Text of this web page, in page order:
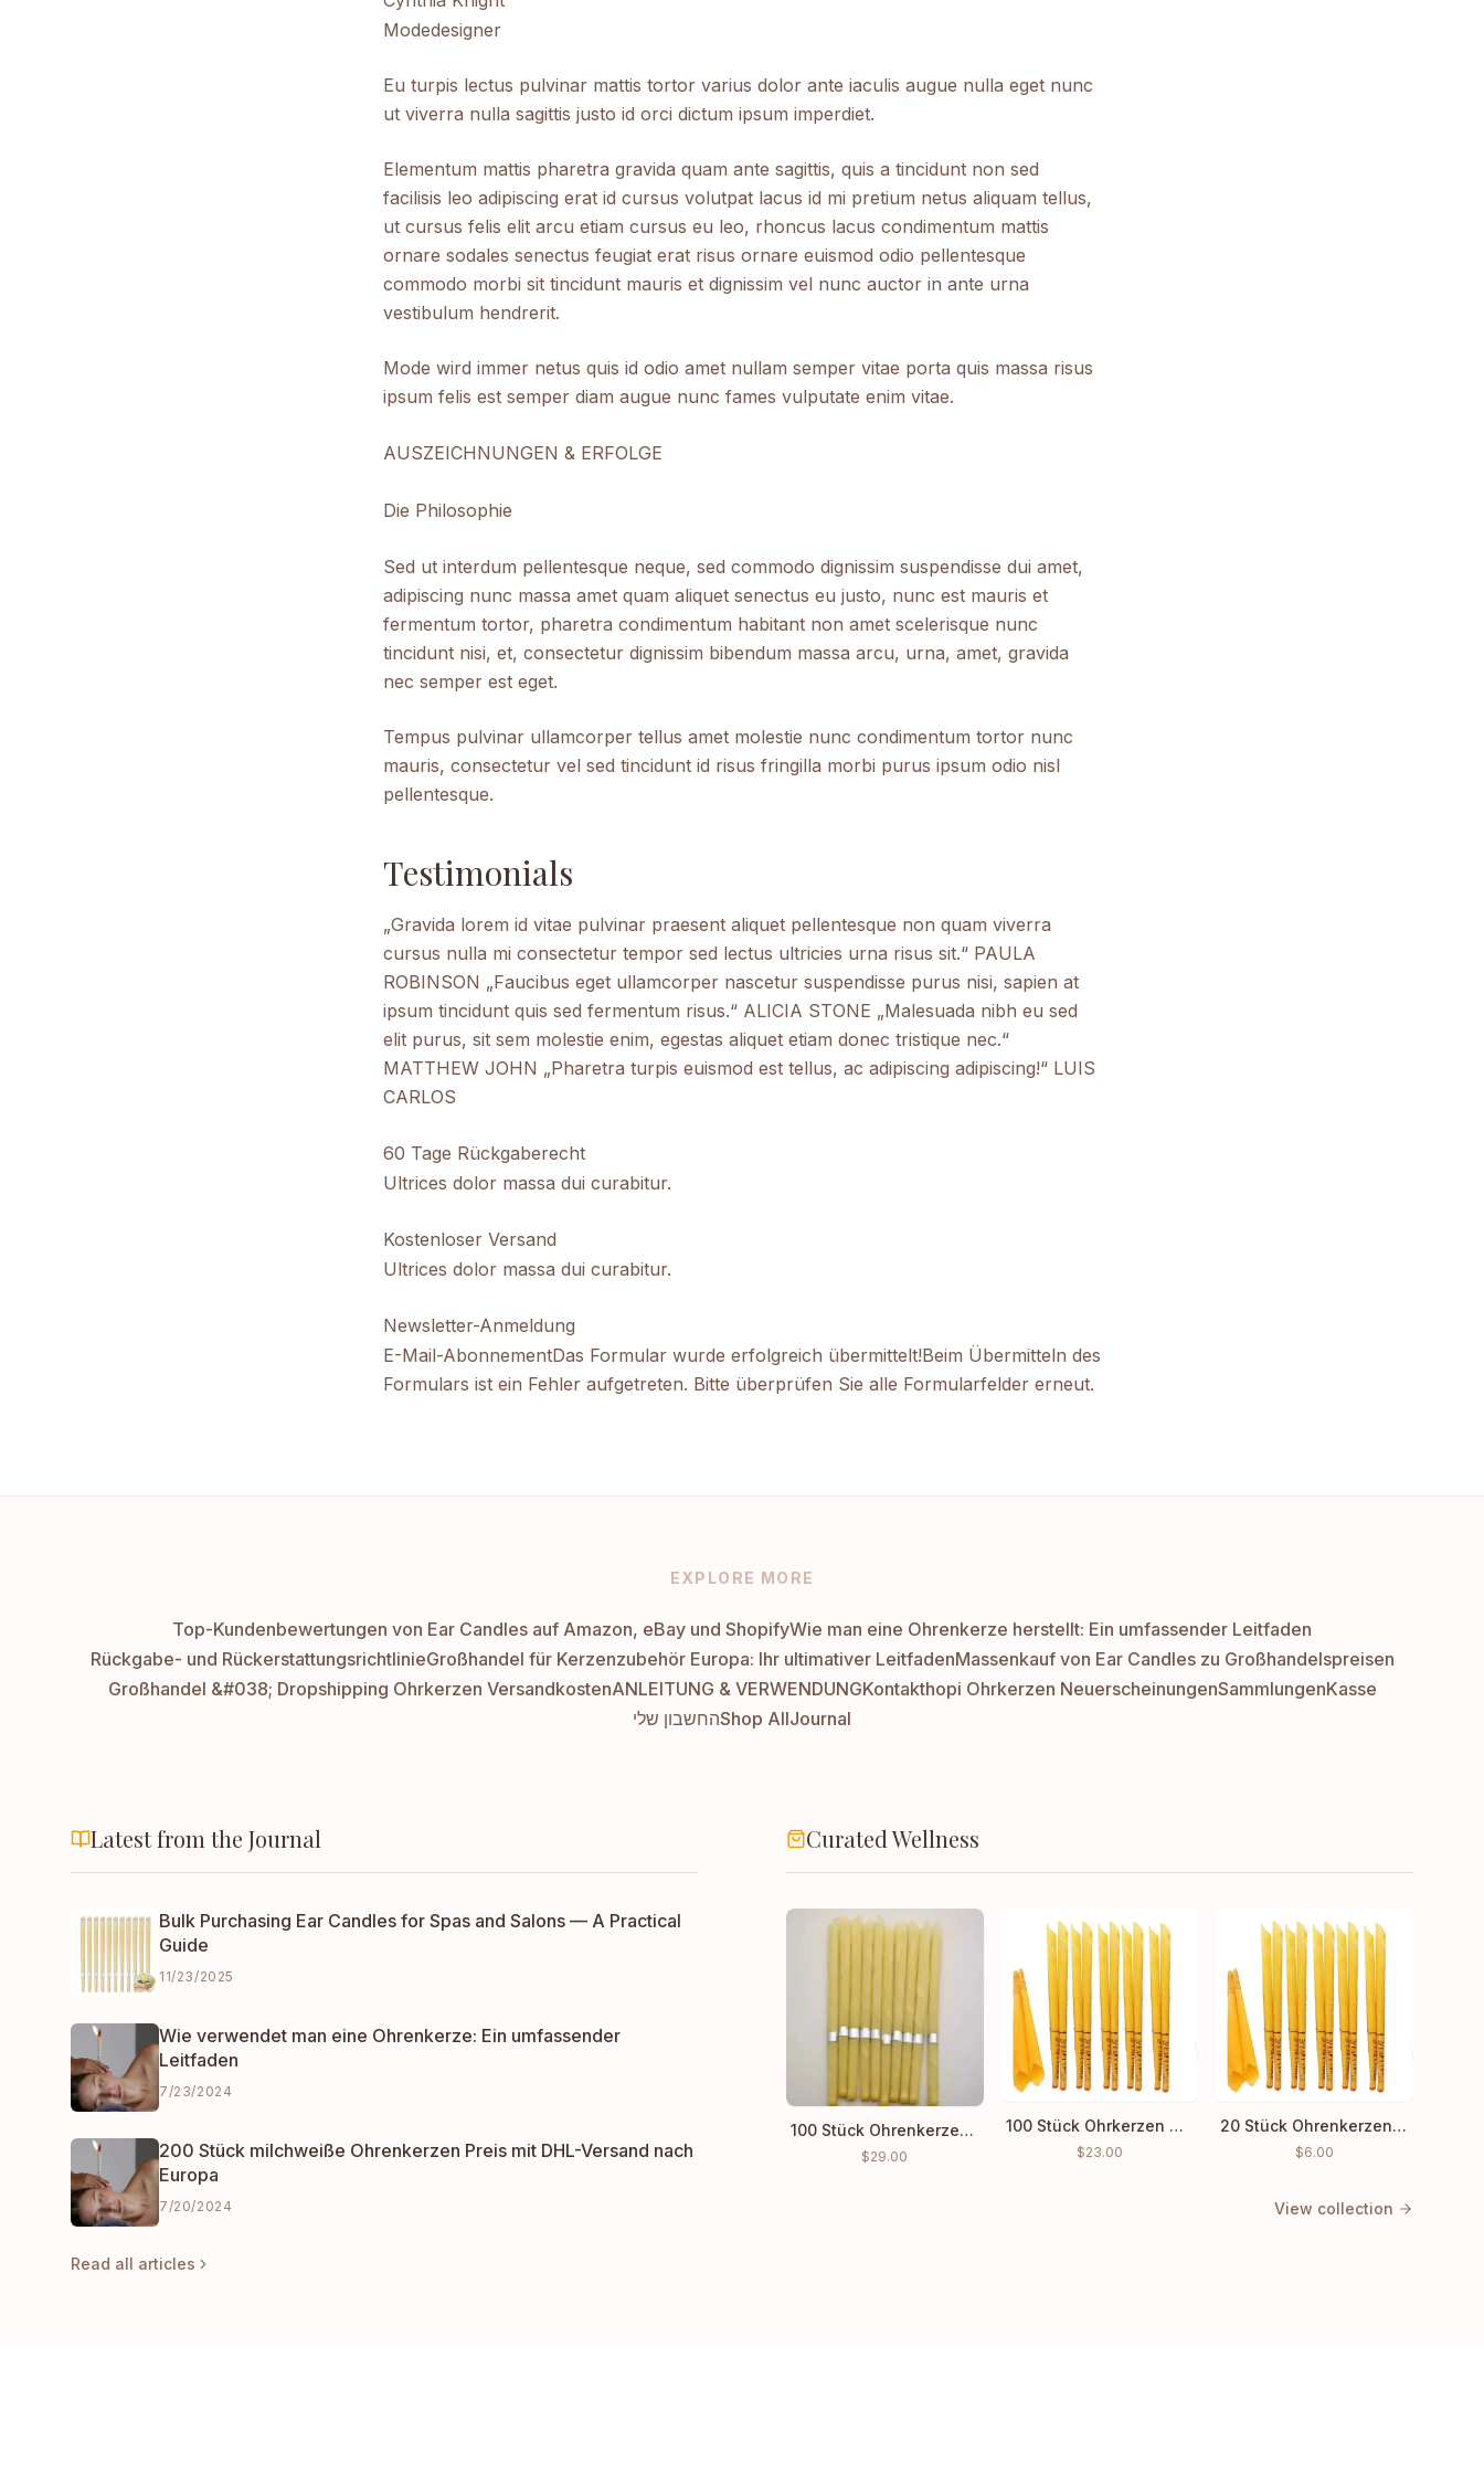
Modedesigner
Eu turpis lectus pulvinar mattis tortor varius dolor ante iaculis augue nulla eget nunc
ut viverra nulla sagittis justo id orci dictum ipsum imperdiet.
Elementum mattis pharetra gravida quam ante sagittis, quis a tincidunt non sed
facilisis leo adipiscing erat id cursus volutpat lacus id mi pretium netus aliquam tellus,
ut cursus felis elit arcu etiam cursus eu leo, rhoncus lacus condimentum mattis
ornare sodales senectus feugiat erat risus ornare euismod odio pellentesque
commodo morbi sit tincidunt mauris et dignissim vel nunc auctor in ante urna
vestibulum hendrerit.
Mode wird immer netus quis id odio amet nullam semper vitae porta quis massa risus
ipsum felis est semper diam augue nunc fames vulputate enim vitae.​
AUSZEICHNUNGEN & ERFOLGE
Die Philosophie
Sed ut interdum pellentesque neque, sed commodo dignissim suspendisse dui amet,
adipiscing nunc massa amet quam aliquet senectus eu justo, nunc est mauris et
fermentum tortor, pharetra condimentum habitant non amet scelerisque nunc
tincidunt nisi, et, consectetur dignissim bibendum massa arcu, urna, amet, gravida
nec semper est eget.
Tempus pulvinar ullamcorper tellus amet molestie nunc condimentum tortor nunc
mauris, consectetur vel sed tincidunt id risus fringilla morbi purus ipsum odio nisl
pellentesque.
Testimonials
„Gravida lorem id vitae pulvinar praesent aliquet pellentesque non quam viverra
cursus nulla mi consectetur tempor sed lectus ultricies urna risus sit.“ PAULA
ROBINSON „Faucibus eget ullamcorper nascetur suspendisse purus nisi, sapien at
ipsum tincidunt quis sed fermentum risus.“ ALICIA STONE „Malesuada nibh eu sed
elit purus, sit sem molestie enim, egestas aliquet etiam donec tristique nec.“
MATTHEW JOHN „Pharetra turpis euismod est tellus, ac adipiscing adipiscing!“ LUIS
CARLOS
60 Tage Rückgaberecht
Ultrices dolor massa dui curabitur.
Kostenloser Versand
Ultrices dolor massa dui curabitur.
Newsletter-Anmeldung
E-Mail-AbonnementDas Formular wurde erfolgreich übermittelt!Beim Übermitteln des
Formulars ist ein Fehler aufgetreten. Bitte überprüfen Sie alle Formularfelder erneut.
EXPLORE MORE
Top-Kundenbewertungen von Ear Candles auf Amazon, eBay und ShopifyWie man eine Ohrenkerze herstellt: Ein umfassender Leitfaden
Rückgabe- und RückerstattungsrichtlinieGroßhandel für Kerzenzubehör Europa: Ihr ultimativer LeitfadenMassenkauf von Ear Candles zu Großhandelspreisen
Großhandel &#038; Dropshipping Ohrkerzen VersandkostenANLEITUNG & VERWENDUNGKontakthopi Ohrkerzen NeuerscheinungenSammlungenKasse
החשבון שליShop AllJournal
Latest from the Journal
Bulk Purchasing Ear Candles for Spas and Salons — A Practical
Guide
11/23/2025
Wie verwendet man eine Ohrenkerze: Ein umfassender
Leitfaden
7/23/2024
200 Stück milchweiße Ohrenkerzen Preis mit DHL-Versand nach
Europa
7/20/2024
Read all articles
Curated Wellness
100 Stück Ohrenkerzen Ohrenreinigungs-Wachs Großhandelspreis
$29.00
100 Stück Ohrkerzen Hopi Ohrenwachs Indian Coning Reinigung
$23.00
20 Stück Ohrenkerzen Hopi Ear Wax Indian Coning Duft Reinigung
$6.00
View collection